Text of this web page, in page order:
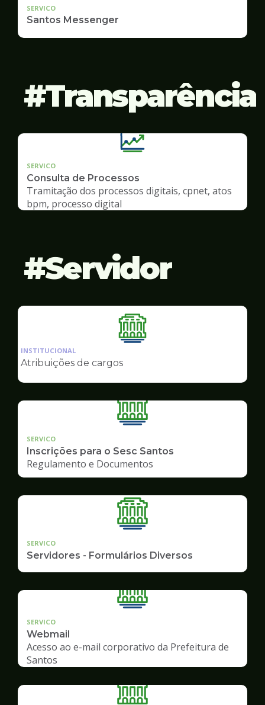
SERVICO
Santos Messenger
Transparência
SERVICO
Consulta de Processos
Tramitação dos processos digitais, cpnet, atos
bpm, processo digital
Servidor
Ilustração
da
Servidor
INSTITUCIONAL
Atribuições de cargos
SERVICO
Inscrições para o Sesc Santos
Regulamento e Documentos
SERVICO
Servidores - Formulários Diversos
SERVICO
Webmail
Acesso ao e-mail corporativo da Prefeitura de
Santos